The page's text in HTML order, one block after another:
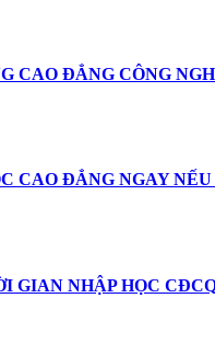
CAO ĐẲNG CÔNG
CAO ĐẲNG NGAY
GIAN NHẬP HỌC